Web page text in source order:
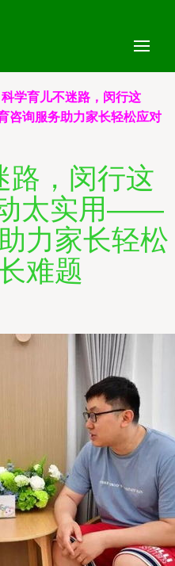
科学育儿不迷路，闵行这
询服务助力家长轻松应对
路，闵行这
动太实用——
力家长轻松
难题